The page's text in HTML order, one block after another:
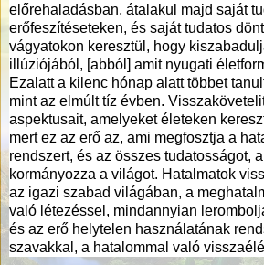
előrehaladásban, átalakul majd saját
erőfeszítéseteken, és saját tudatos
vágyatokon keresztül, hogy
illúziójából, [abból] amit nyugati
Ezalatt a kilenc hónap alatt többet
mint az elmúlt tíz évben.
aspektusait, amelyeket életeken
mert ez az erő az, ami megfosztja a
rendszert, és az összes tudatosságot,
kormányozza a világot. Hatalmatok
az igazi szabad világában, a
való létezéssel, mindannyian
és az erő helytelen használatának
szavakkal, a hatalommal való